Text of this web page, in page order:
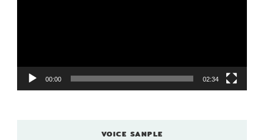
ー
00:00 02:34
VOICE SANPLE